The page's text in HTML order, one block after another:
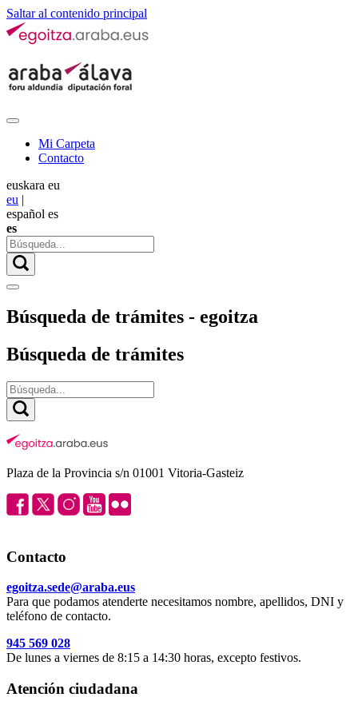
Saltar al contenido principal
Mi Carpeta
Contacto
euskara eu
eu |
español es
es
Búsqueda de trámites - egoitza
Búsqueda de trámites
Plaza de la Provincia s/n 01001 Vitoria-Gasteiz
Contacto
egoitza.sede@araba.eus
Para que podamos atenderte necesitamos nombre, apellidos, DNI y
teléfono de contacto.
945 569 028
De lunes a viernes de 8:15 a 14:30 horas, excepto festivos.
Atención ciudadana